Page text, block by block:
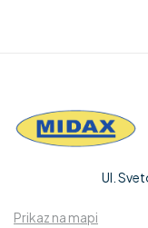
Ul.
Prikaz na mapi